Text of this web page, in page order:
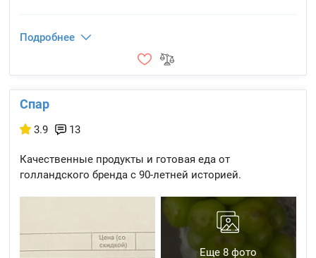
Подробнее
Спар
3.9 13
Качественные продукты и готовая еда от
голландского бренда с 90-летней историей.
Еще 8 фото